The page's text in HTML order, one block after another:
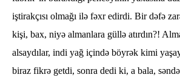
iştirakçısı olmağı ilə fəxr edirdi. Bir dəfə
kişi, bax, niyə almanlara güllə atırdın?!
alsaydılar, indi yağ içində böyrək kimi
biraz fikrə getdi, sonra dedi ki, a bala,